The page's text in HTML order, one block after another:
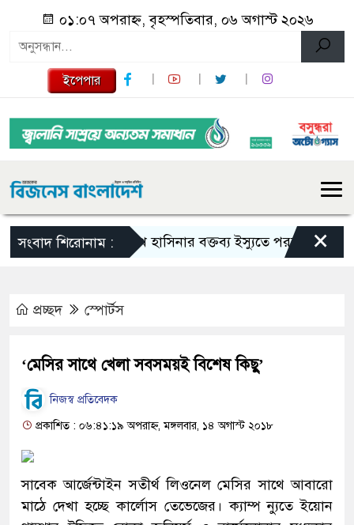
০১:০৭ অপরাহ্ন, বৃহস্পতিবার, ০৬ অগাস্ট ২০২৬
ইপেপার
সংবাদ শিরোনাম :শেখ হাসিনার বক্তব্য ইস্যুতে পররাষ্ট্র মন্ত্রণালয়ের
×
প্রচ্ছদ স্পোর্টস
‘মেসির সাথে খেলা সবসময়ই বিশেষ কিছু’
নিজস্ব প্রতিবেদক
প্রকাশিত : ০৬:৪১:১৯ অপরাহ্ন, মঙ্গলবার, ১৪ অগাস্ট ২০১৮
সাবেক আর্জেন্টাইন সতীর্থ লিওনেল মেসির সাথে আবারো
মাঠে দেখা হচ্ছে কার্লোস তেভেজের। ক্যাম্প ন্যুতে ইয়োন